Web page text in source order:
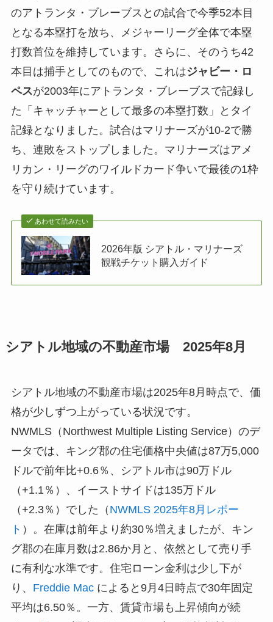
のアトランタ・ブレーブスとの試合で今季52本目
となる本塁打を放ち、メジャーリーグ全体で本塁
打数首位を維持しています。さらに、そのうち42
本目は捕手としてのもので、これはジャビー・ロ
ペスが2003年にアトランタ・ブレーブスで記録し
た「キャッチャーとして最多の本塁打数」とタイ
記録となりました。試合はマリナーズが10-2で勝
ち、連敗をストップしました。マリナーズはアメ
リカン・リーグのワイルドカード争いで最後の1枠
を守り続けています。
あわせて読みたい
2026年版 シアトル・マリナーズ
観戦チケット購入ガイド
シアトル地域の不動産市場 2025年8月
シアトル地域の不動産市場は2025年8月時点で、価
格が少しずつ上がっている状況です。
NWMLS（Northwest Multiple Listing Service）のデ
ータでは、キング郡の住宅価格中央値は87万5,000
ドルで前年比+0.6％、シアトル市は90万ドル
（+1.1％）、イーストサイドは135万ドル
（+2.3％）でした（ NWMLS 2025年8月レポー
ト ）。在庫は前年より約30％増えましたが、キン
グ郡の在庫月数は2.86か月と、依然として売り手
に有利な水準です。住宅ローン金利は少し下が
り、 Freddie Macによると9月4日時点で30年固定
平均は6.50％。一方、賃貸市場も上昇傾向が続